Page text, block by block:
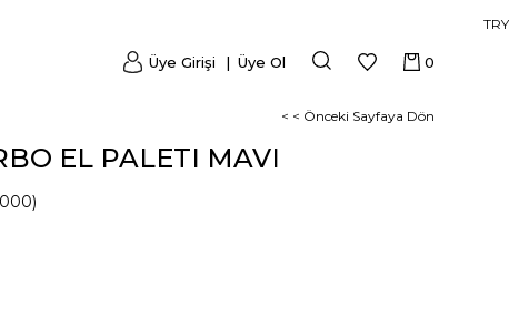
TRY
0
Üye Girişi Üye Ol
< < Önceki Sayfaya Dön
EL PALETI MAVI